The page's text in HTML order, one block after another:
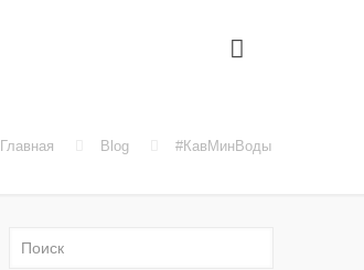
Главная Blog #КавМинВоды